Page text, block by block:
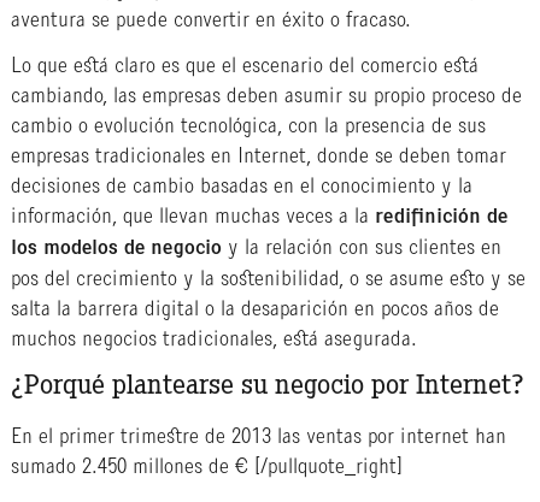
aventura se puede convertir en éxito o fracaso.
Lo que está claro es que el escenario del comercio está
cambiando, las empresas deben asumir su propio proceso de
cambio o evolución tecnológica, con la presencia de sus
empresas tradicionales en Internet, donde se deben tomar
decisiones de cambio basadas en el conocimiento y la
información, que llevan muchas veces a la redifinición de
los modelos de negocioy la relación con sus clientes en
pos del crecimiento y la sostenibilidad, o se asume esto y se
salta la barrera digital o la desaparición en pocos años de
muchos negocios tradicionales, está asegurada.
¿Porqué plantearse su negocio por Internet?
En el primer trimestre de 2013 las ventas por internet han
sumado 2.450 millones de €
[/pullquote_right]